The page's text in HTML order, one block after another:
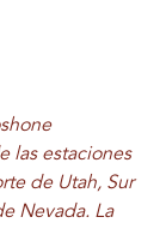
las estaciones
de Utah, Sur
Nevada. La